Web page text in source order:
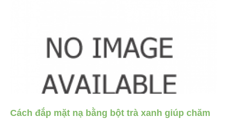
Cách đắp mặt nạ bằng bột trà xanh giúp chăm